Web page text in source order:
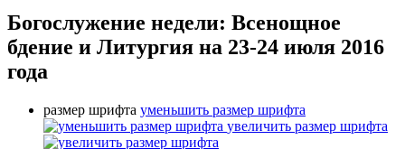
Богослужение недели: Всенощное
бдение и Литургия на 23-24 июля 2016
года
размер шрифта уменьшить размер шрифта
увеличить размер шрифта